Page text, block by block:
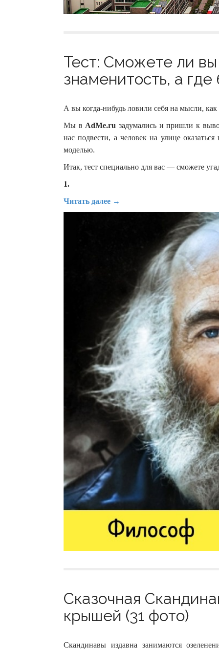
Тест: Сможете ли вы
знаменитость, а
А вы когда-нибудь ловили себя на мысли,
Мы в AdMe.ruзадумались и пришли к
нас подвести, а человек на улице
моделью.
Итак, тест специально для вас — сможете
1.
Читать далее →
Сказочная
крышей (31 фото)
Скандинавы издавна занимаются